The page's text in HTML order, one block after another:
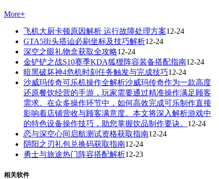
More+
飞机大厨卡顿原因解析 运行故障处理方案12-24
GTA5街头搭讪必刷坐标及技巧解析12-24
深空之眼礼物盒获取全攻略12-24
金铲铲之战S10赛季KDA狐狸阵容装备搭配指南12-24
暗黑破坏神4危机时刻任务触发与完成技巧12-24
沙威玛传奇可乐机操作全解析沙威玛传奇作为一款高度
还原餐饮经营的手游，玩家需要通过精准操作满足顾客
需求。在众多操作环节中，如何高效完成可乐制作直接
影响着店铺营收与顾客满意度。本文将深入解析游戏中
的特色设备操作技巧，助您掌握饮品制作要诀。 12-24
恋与深空心间启航测试资格获取指南12-24
阴阳之刃礼包兑换码获取指南12-24
勇士与旅途热门阵容搭配解析12-23
相关软件